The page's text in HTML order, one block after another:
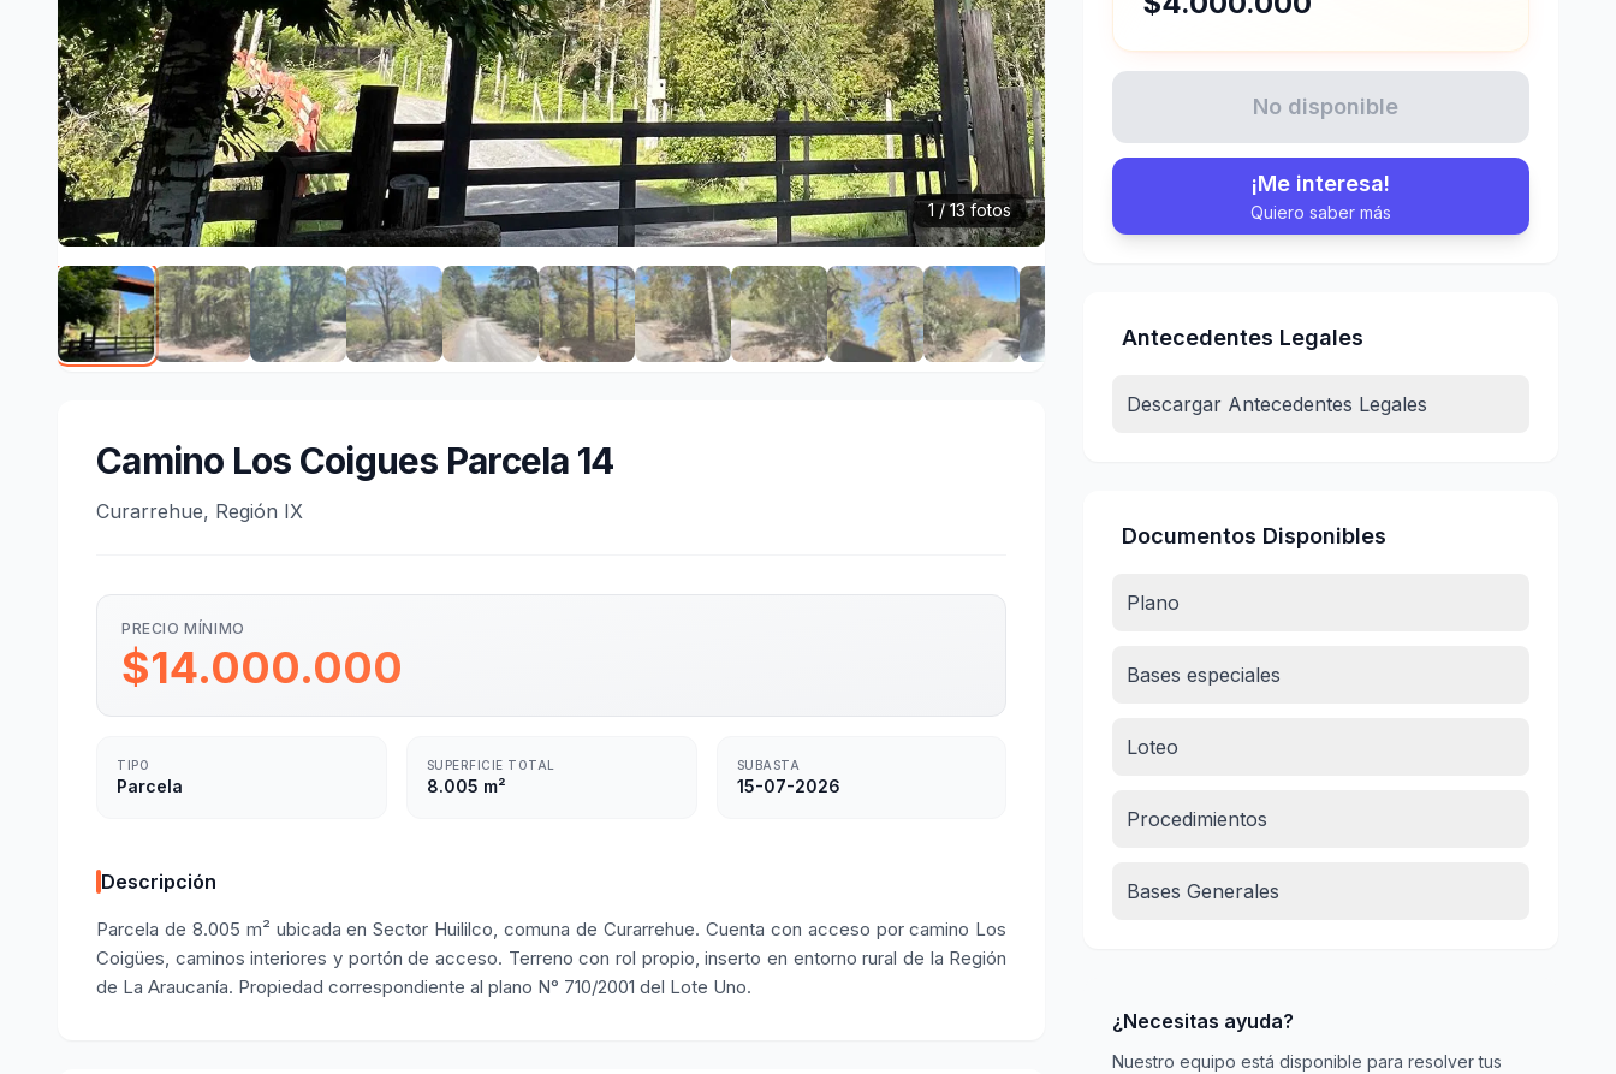
1 / 13 fotos
Camino Los Coigues Parcela 14
Curarrehue, Región IX
PRECIO MÍNIMO
$14.000.000
TIPO
Parcela
SUPERFICIE TOTAL
8.005 m²
SUBASTA
15-07-2026
Descripción
Parcela de 8.005 m² ubicada en Sector Huililco, comuna de Curarrehue. Cuenta con acceso por camino Los
Coigües, caminos interiores y portón de acceso. Terreno con rol propio, inserto en entorno rural de la Región
de La Araucanía. Propiedad correspondiente al plano N° 710/2001 del Lote Uno.
No disponible
¡Me interesa!
Quiero saber más
Antecedentes Legales
Descargar Antecedentes Legales
Documentos Disponibles
Plano
Bases especiales
Loteo
Procedimientos
Bases Generales
¿Necesitas ayuda?
Nuestro equipo está disponible para resolver tus